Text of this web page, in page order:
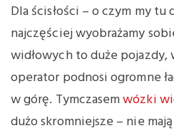
Dla ścisłości – o czym my tu
najczęściej wyobrażamy
widłowych to duże
operator podnosi ogromne
w górę. Tymczasemwózki
dużo skromniejsze – nie